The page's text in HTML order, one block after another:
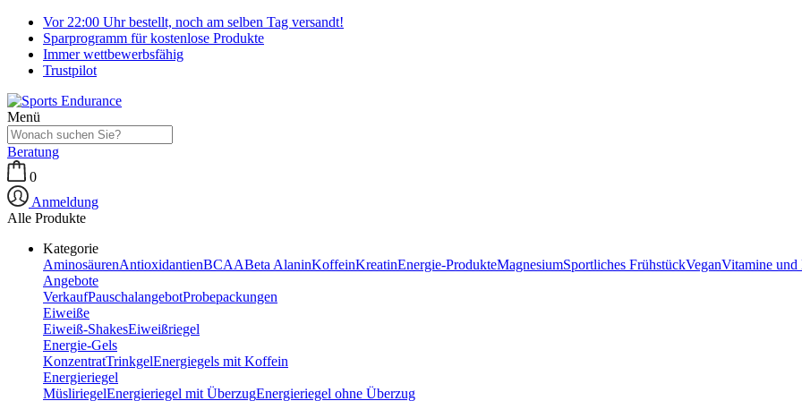
Vor 22:00 Uhr bestellt, noch am selben Tag versandt!
Sparprogramm für kostenlose Produkte
Immer wettbewerbsfähig
Trustpilot
Menü
Beratung
0
Anmeldung
Alle Produkte
Kategorie
AminosäurenAntioxidantienBCAABeta AlaninKoffeinKreatinEnergie-ProdukteMagnesiumSportliches FrühstückVeganVitamine und
Angebote
VerkaufPauschalangebotProbepackungen
Eiweiße
Eiweiß-ShakesEiweißriegel
Energie-Gels
KonzentratTrinkgelEnergiegels mit Koffein
Energieriegel
MüsliriegelEnergieriegel mit ÜberzugEnergieriegel ohne Überzug